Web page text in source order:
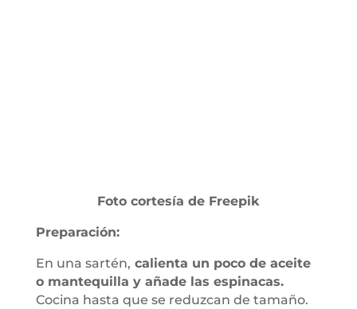
Foto cortesía de Freepik
Preparación:
En una sartén, calienta un poco de aceite
o mantequilla y añade las espinacas.
Cocina hasta que se reduzcan de tamaño.